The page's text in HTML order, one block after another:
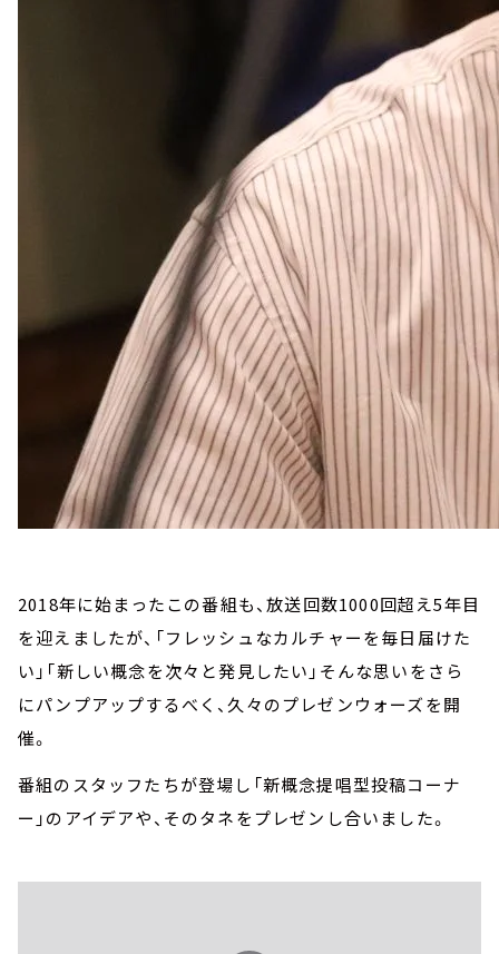
2018年に始まったこの番組も、放送回数1000回超え5年目
を迎えましたが、「フレッシュなカルチャーを毎日届けた
い」「新しい概念を次々と発見したい」そんな思いをさら
にパンプアップするべく、久々のプレゼンウォーズを開
催。
番組のスタッフたちが登場し「新概念提唱型投稿コーナ
ー」のアイデアや、そのタネをプレゼンし合いました。